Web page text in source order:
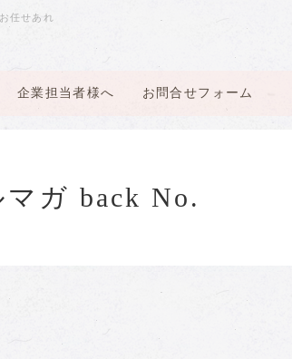
任せあれ
企業担当者様へ お問合せフォーム
マガ back No.